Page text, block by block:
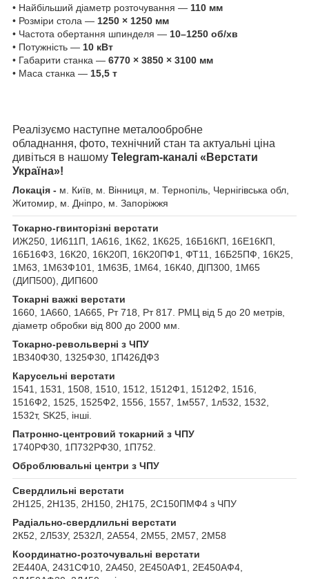
• Найбільший діаметр розточування — 110 мм
• Розміри стола — 1250 × 1250 мм
• Частота обертання шпинделя — 10–1250 об/хв
• Потужність — 10 кВт
• Габарити станка — 6770 × 3850 × 3100 мм
• Маса станка — 15,5 т
Реалізуємо наступне металообробне
обладнання, фото, технічний стан та актуальні ціна
дивіться в нашому Telegram-каналі «Верстати
Україна»!
Локація - м. Київ, м. Вінниця, м. Тернопіль, Чернігівська обл,
Житомир, м. Дніпро, м. Запоріжжя
Токарно-гвинторізні верстати
ИЖ250, 1И611П, 1А616, 1К62, 1К625, 16Б16КП, 16Е16КП,
16Б16Ф3, 16К20, 16К20П, 16К20ПФ1, ФТ11, 16Б25ПФ, 16К25,
1М63, 1М63Ф101, 1М63Б, 1М64, 16К40, ДІП300, 1М65
(ДИП500), ДИП600
Токарні важкі верстати
1660, 1А660, 1А665, Рт 718, Рт 817. РМЦ від 5 до 20 метрів,
діаметр обробки від 800 до 2000 мм.
Токарно-револьверні з ЧПУ
1В340Ф30, 1325Ф30, 1П426ДФ3
Карусельні верстати
1541, 1531, 1508, 1510, 1512, 1512Ф1, 1512Ф2, 1516,
1516Ф2, 1525, 1525Ф2, 1556, 1557, 1м557, 1л532, 1532,
1532т, SK25, інші.
Патронно-центровий токарний з ЧПУ
1740РФ30, 1П732РФ30, 1П752.
Оброблювальні центри з ЧПУ
Свердлильні верстати
2Н125, 2Н135, 2Н150, 2Н175, 2С150ПМФ4 з ЧПУ
Радіально-свердлильні верстати
2К52, 2Л53У, 2532Л, 2А554, 2М55, 2М57, 2М58
Координатно-розточувальні верстати
2Е440А, 2431СФ10, 2А450, 2Е450АФ1, 2Е450АФ4,